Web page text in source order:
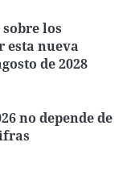
los
esta nueva
de 2028
no depende de